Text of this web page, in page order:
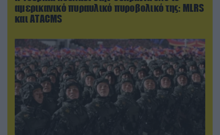
αμερικανικό πυραυλικό πυροβολικό της: MLRS
και ΑΤΑCMS